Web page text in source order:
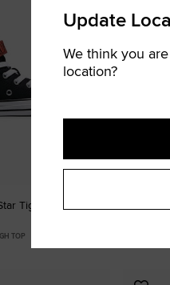
Tigers Easy On
TOP
Chuck
Update
We think you
location?